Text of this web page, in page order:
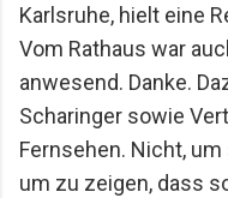
Karlsruhe, hielt eine
Vom Rathaus war
anwesend. Danke.
Scharinger sowie
Fernsehen. Nicht,
um zu zeigen, dass